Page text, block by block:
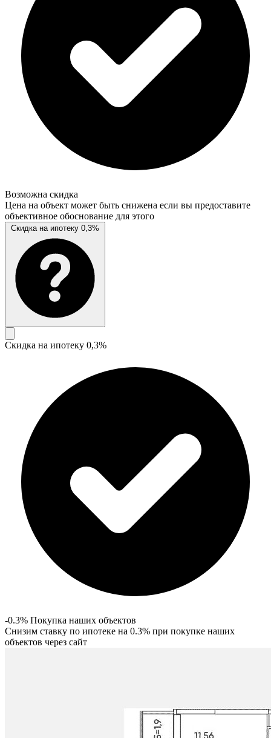
Возможна скидка
Цена на объект может быть снижена если вы предоставите
объективное обоснование для этого
Скидка на ипотеку 0,3%
Скидка на ипотеку 0,3%
-0.3% Покупка наших объектов
Снизим ставку по ипотеке на 0.3% при покупке наших
объектов через сайт